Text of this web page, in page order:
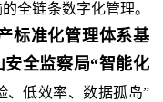
全链条数字化管理。
标准化管理体系基
全监察局“智能化
、低效率、数据孤岛”